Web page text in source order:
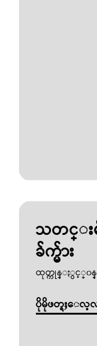
သတင္း
ခ်က္မ်ား
ထုတ္ကုန္ႏွင့္၀န္
ပိုမိုဖတ္ရႈေ